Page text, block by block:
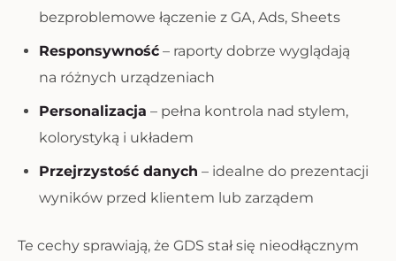
bezproblemowe łączenie z GA, Ads, Sheets
Responsywność – raporty dobrze wyglądają
na różnych urządzeniach
Personalizacja – pełna kontrola nad stylem,
kolorystyką i układem
Przejrzystość danych – idealne do prezentacji
wyników przed klientem lub zarządem
Te cechy sprawiają, że GDS stał się nieodłącznym